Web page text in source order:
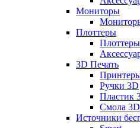
Мониторы
Плоттеры
Плоттеры
3D Печать
Ручки 3D
Пластик
Смола 3D
Источники